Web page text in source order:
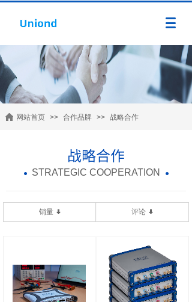
网站首页 >> 合作品牌 >> 战略合作
战略合作
STRATEGIC COOPERATION
销量 评论